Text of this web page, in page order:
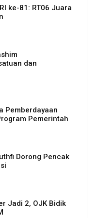
ke-81: RT06 Juara
dan
Pemberdayaan
Pemerintah
Dorong Pencak
Jadi 2, OJK Bidik